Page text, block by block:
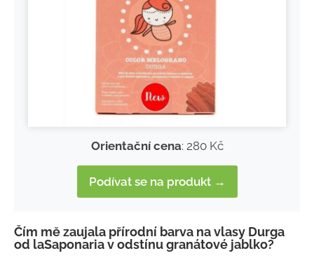
Orientační cena: 280 Kč
Podívat se na produkt →
Čím mě zaujala přírodní barva na vlasy Durga
od laSaponaria v odstínu granátové jablko?